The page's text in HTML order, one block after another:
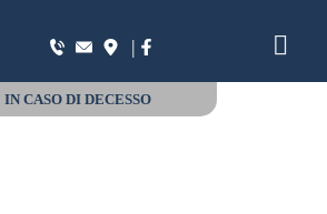
|
IN CASO DI DECESSO